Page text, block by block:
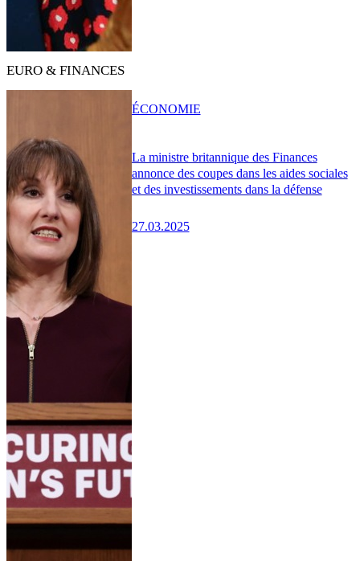
EURO & FINANCES
La ministre britannique des Finances
annonce des coupes dans les aides sociales
et des investissements dans la défense
27.03.2025
ÉCONOMIE